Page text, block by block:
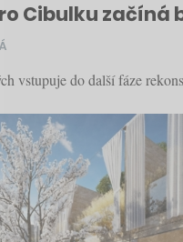
Cibulku
vstupuje do další fáze